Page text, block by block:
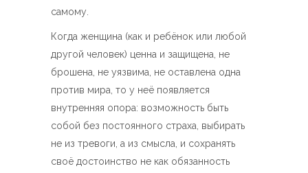
самому.
Когда женщина (как и ребёнок или любой
другой человек) ценна и защищена, не
брошена, не уязвима, не оставлена одна
против мира, то у неё появляется
внутренняя опора: возможность быть
собой без постоянного страха, выбирать
не из тревоги, а из смысла, и сохранять
своё достоинство не как обязанность